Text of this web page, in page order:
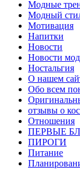
Модные
Модный
Мотивация
Напитки
Новости
Новости
Ностальгия
О нашем
Обо всем
отзывы о
Отношения
ПЕРВЫЕ
ПИРОГИ
Питание